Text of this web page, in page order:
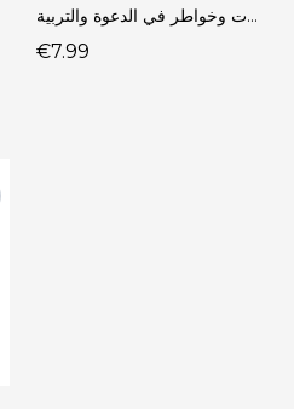
معالم ... مقالات وخواطر في الدعوة والتربية
€7.99